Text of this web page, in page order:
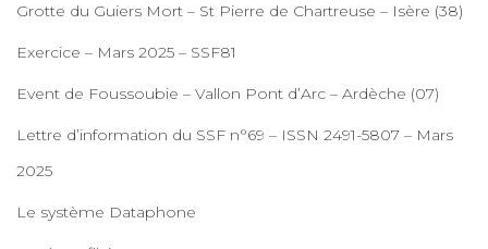
Grotte du Guiers Mort – St Pierre de Chartreuse – Isère (38)
Exercice – Mars 2025 – SSF81
Event de Foussoubie – Vallon Pont d’Arc – Ardèche (07)
Lettre d’information du SSF n°69 – ISSN 2491-5807 – Mars
2025
Le système Dataphone